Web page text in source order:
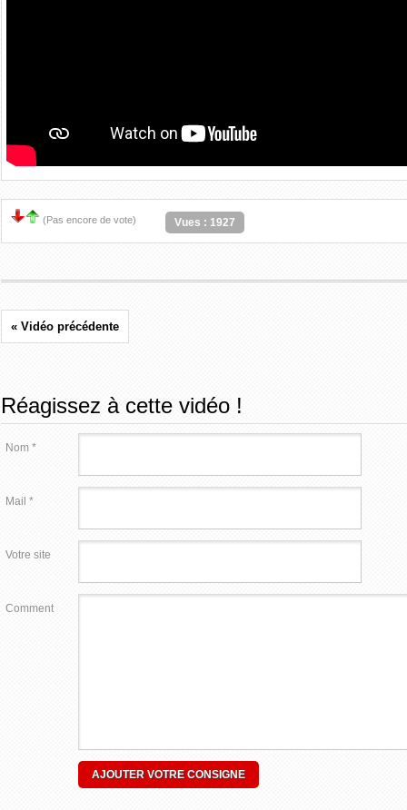
(Pas encore de vote) Vues : 1927
« Vidéo précédente
Réagissez à cette vidéo !
Nom *
Mail *
Votre site
Comment